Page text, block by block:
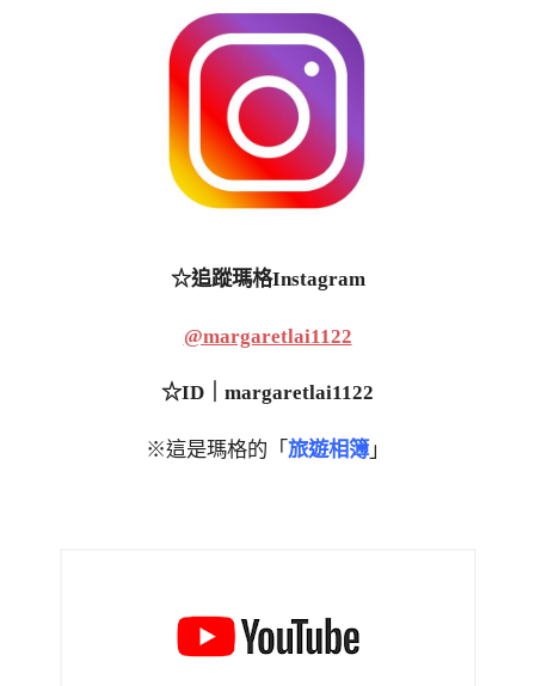
☆追蹤瑪格Instagram
@margaretlai1122
☆ID｜margaretlai1122
※這是瑪格的「 旅遊相簿 」